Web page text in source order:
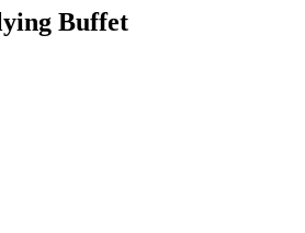
Buffet